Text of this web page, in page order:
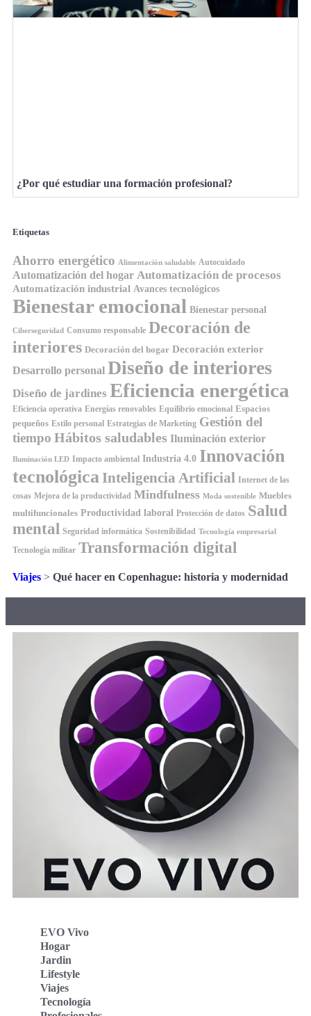
¿Por qué estudiar una formación profesional?
Etiquetas
Ahorro energético Alimentación saludable Autocuidado
Automatización del hogar Automatización de procesos
Automatización industrial Avances tecnológicos
Bienestar emocional Bienestar personal
Ciberseguridad Consumo responsable Decoración de
interiores Decoración del hogar Decoración exterior
Desarrollo personal Diseño de interiores
Diseño de jardines Eficiencia energética
Eficiencia operativa Energías renovables Equilibrio emocional Espacios
pequeños Estilo personal Estrategias de Marketing Gestión del
tiempo Hábitos saludables Iluminación exterior
Iluminación LED Impacto ambiental Industria 4.0 Innovación
tecnológica Inteligencia Artificial Internet de las
cosas Mejora de la productividad Mindfulness Moda sostenible Muebles
multifuncionales Productividad laboral Protección de datos Salud
mental Seguridad informática Sostenibilidad Tecnología empresarial
Tecnología militar Transformación digital
Viajes > Qué hacer en Copenhague: historia y modernidad
EVO Vivo
Hogar
Jardin
Lifestyle
Viajes
Tecnología